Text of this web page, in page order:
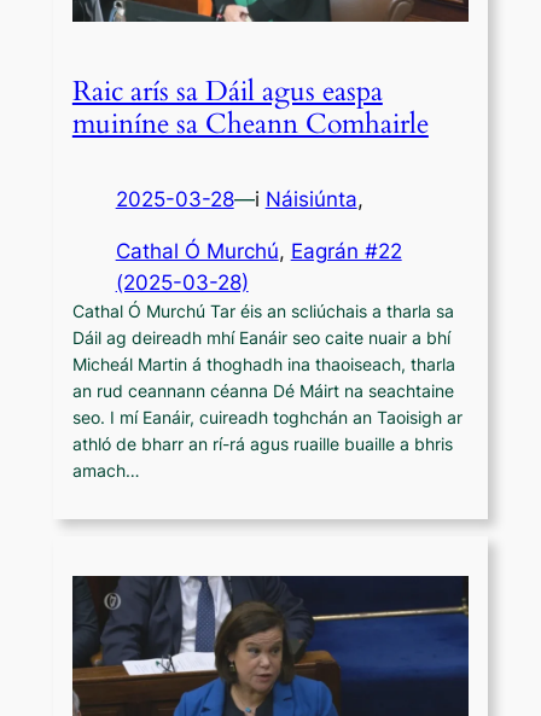
Raic arís sa Dáil agus easpa
muiníne sa Cheann Comhairle
2025-03-28—i Náisiúnta,
Cathal Ó Murchú, Eagrán #22
(2025-03-28)
Cathal Ó Murchú Tar éis an scliúchais a tharla sa
Dáil ag deireadh mhí Eanáir seo caite nuair a bhí
Micheál Martin á thoghadh ina thaoiseach, tharla
an rud ceannann céanna Dé Máirt na seachtaine
seo. I mí Eanáir, cuireadh toghchán an Taoisigh ar
athló de bharr an rí-rá agus ruaille buaille a bhris
amach…